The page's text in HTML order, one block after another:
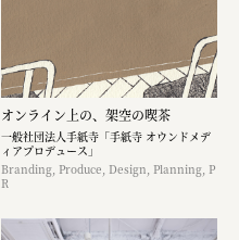
オンライン上の、架空の喫茶
一般社団法人手紙寺「手紙寺 オウンドメデ
ィアプロデュース」
Branding, Produce, Design, Planning, P
R